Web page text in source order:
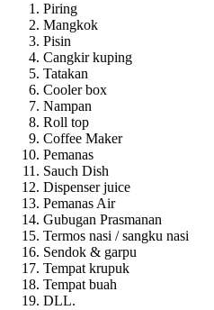
Piring
Mangkok
Pisin
Cangkir kuping
Tatakan
Cooler box
Nampan
Roll top
Coffee Maker
Pemanas
Sauch Dish
Dispenser juice
Pemanas Air
Gubugan Prasmanan
Termos nasi / sangku nasi
Sendok & garpu
Tempat krupuk
Tempat buah
DLL.